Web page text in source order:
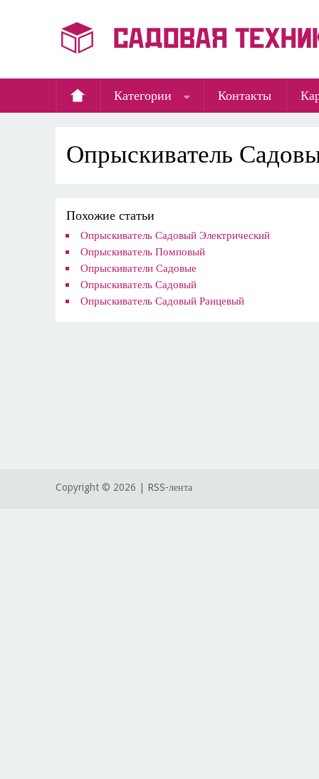
Категории Контакты
Опрыскиватель
Похожие статьи
Опрыскиватель Садовый Электрический
Опрыскиватель Помповый
Опрыскиватели Садовые
Опрыскиватель Садовый
Опрыскиватель Садовый Ранцевый
Copyright © 2026 | RSS-лента